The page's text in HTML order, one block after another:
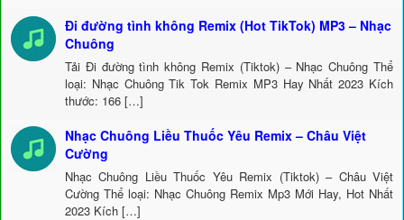
Đi đường tình không Remix (Hot TikTok) MP3 – Nhạc
Chuông
Tải Đi đường tình không Remix (Tiktok) – Nhạc Chuông Thể
loại: Nhạc Chuông Tik Tok Remix MP3 Hay Nhất 2023 Kích
thước: 166 […]
Nhạc Chuông Liều Thuốc Yêu Remix – Châu Việt
Cường
Nhạc Chuông Liều Thuốc Yêu Remix (Tiktok) – Châu Việt
Cường Thể loại: Nhạc Chuông Remix Mp3 Mới Hay, Hot Nhất
2023 Kích […]